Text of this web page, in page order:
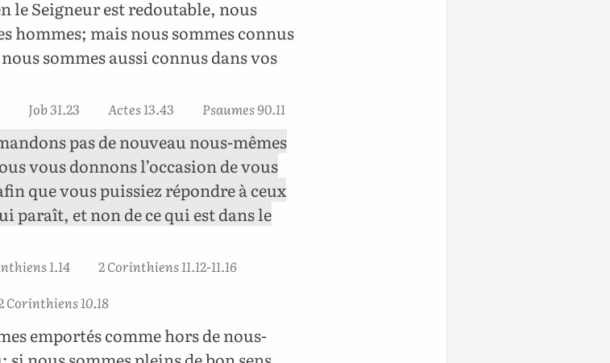
le Seigneur est redoutable, nous
hommes; mais nous sommes connus
sommes aussi connus dans vos
Job 31.23 Actes 13.43 Psaumes 90.11
pas de nouveau nous-mêmes
vous donnons l’occasion de vous
que vous puissiez répondre à ceux
paraît, et non de ce qui est dans le
1.14
2 Corinthiens 11.12-11.16
Corinthiens 10.18
emportés comme hors de nous-